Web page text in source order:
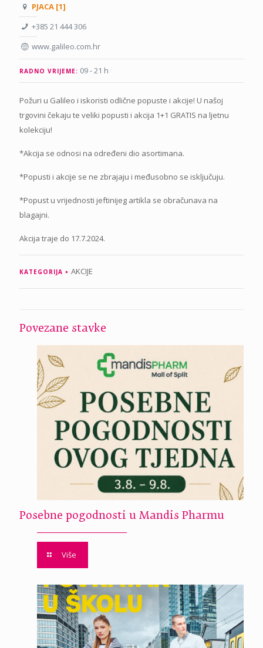
PJACA [1]
+385 21 444 306
www.galileo.com.hr
RADNO VRIJEME: 09 - 21 h
Požuri u Galileo i iskoristi odlične popuste i akcije! U našoj
trgovini čekaju te veliki popusti i akcija 1+1 GRATIS na ljetnu
kolekciju!
*Akcija se odnosi na određeni dio asortimana.
*Popusti i akcije se ne zbrajaju i međusobno se isključuju.
*Popust u vrijednosti jeftinijeg artikla se obračunava na
blagajni.
Akcija traje do 17.7.2024.
KATEGORIJA AKCIJE
Povezane stavke
Posebne pogodnosti u Mandis Pharmu
Više